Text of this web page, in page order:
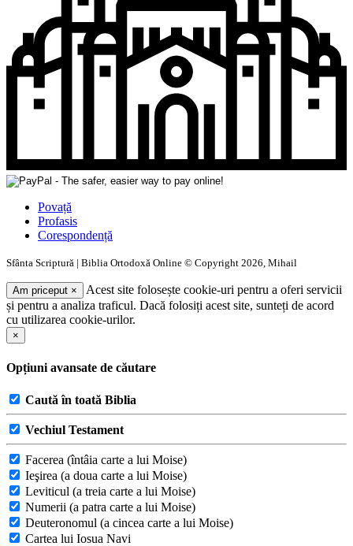
Povață
Profasis
Corespondență
Sfânta Scriptură | Biblia Ortodoxă Online © Copyright 2026, Mihail
Am priceput ×
Acest site folosește cookie-uri pentru a oferi servicii
și pentru a analiza traficul. Dacă folosiți acest site, sunteți de acord
cu utilizarea cookie-urilor.
×
Opțiuni avansate de căutare
Caută în toată Biblia
Vechiul Testament
Facerea (întâia carte a lui Moise)
Ieşirea (a doua carte a lui Moise)
Leviticul (a treia carte a lui Moise)
Numerii (a patra carte a lui Moise)
Deuteronomul (a cincea carte a lui Moise)
Cartea lui Iosua Navi